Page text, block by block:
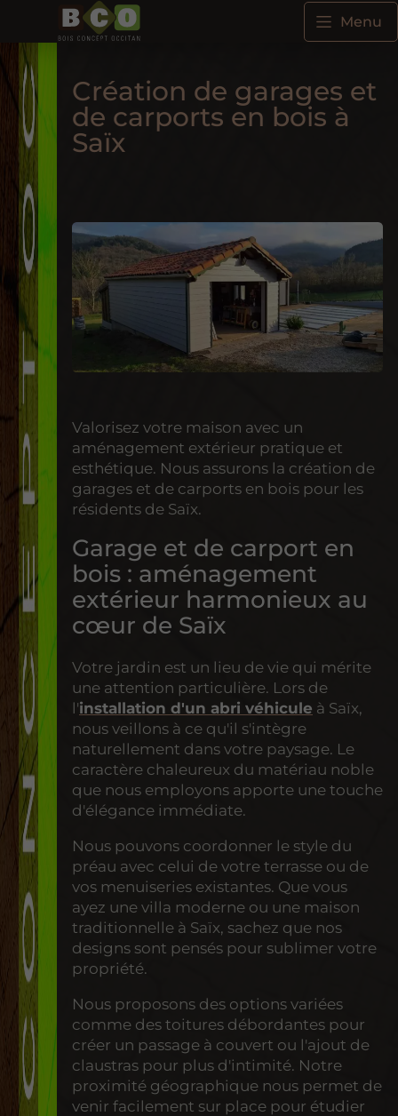
Menu
Création de garages et
de carports en bois à
Saïx
Valorisez votre maison avec un
aménagement extérieur pratique et
esthétique. Nous assurons la création de
garages et de carports en bois pour les
résidents de Saïx.
Garage et de carport en
bois : aménagement
extérieur harmonieux au
cœur de Saïx
Votre jardin est un lieu de vie qui mérite
une attention particulière. Lors de
l'installation d'un abri véhicule à Saïx,
nous veillons à ce qu'il s'intègre
naturellement dans votre paysage. Le
caractère chaleureux du matériau noble
que nous employons apporte une touche
d'élégance immédiate.
Nous pouvons coordonner le style du
préau avec celui de votre terrasse ou de
vos menuiseries existantes. Que vous
ayez une villa moderne ou une maison
traditionnelle à Saïx, sachez que nos
designs sont pensés pour sublimer votre
propriété.
Nous proposons des options variées
comme des toitures débordantes pour
créer un passage à couvert ou l'ajout de
claustras pour plus d'intimité. Notre
proximité géographique nous permet de
venir facilement sur place pour étudier